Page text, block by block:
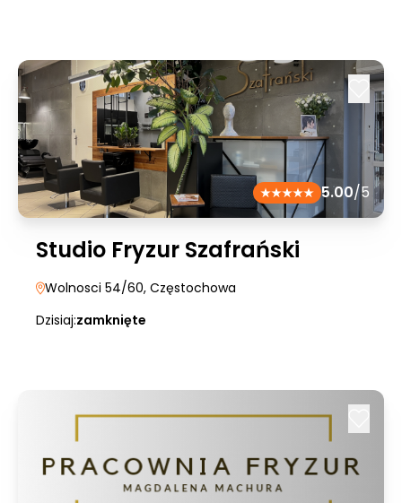
5.00/5
Studio Fryzur Szafrański
Wolnosci 54/60, Częstochowa
Dzisiaj:zamknięte